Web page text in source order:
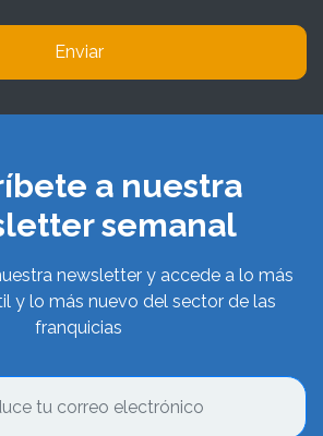
Enviar
a nuestra
semanal
newsletter y accede a lo más
y lo más nuevo del sector de las
franquicias